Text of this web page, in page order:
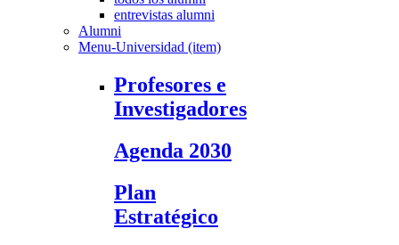
entrevistas alumni
Alumni
Menu-Universidad (item)
Profesores e
Investigadores
Agenda 2030
Plan
Estratégico